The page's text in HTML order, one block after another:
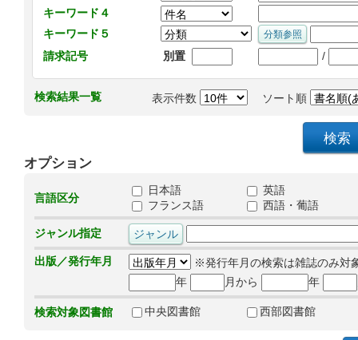
キーワード４
キーワード５
請求記号
別置 /
検索結果一覧 表示件数 ソート順
オプション
言語区分
日本語
英語
フランス語
西語・葡語
ジャンル指定
出版／発行年月
※発行年月の検索は雑誌のみ対
年
月から 年
検索対象図書館 中央図書館 西部図書館